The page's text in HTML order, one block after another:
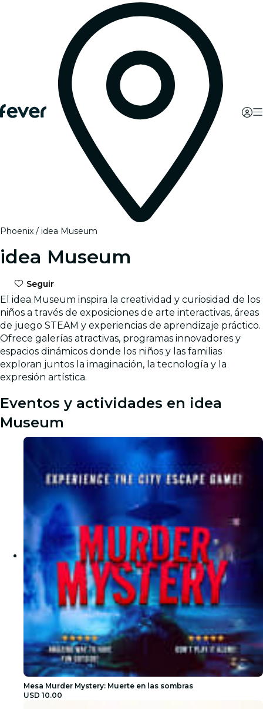
Phoenix idea Museum
idea Museum
Seguir
El idea Museum inspira la creatividad y curiosidad de los
niños a través de exposiciones de arte interactivas, áreas
de juego STEAM y experiencias de aprendizaje práctico.
Ofrece galerías atractivas, programas innovadores y
espacios dinámicos donde los niños y las familias
exploran juntos la imaginación, la tecnología y la
expresión artística.
Eventos y actividades en idea
Museum
Mesa Murder Mystery: Muerte en las sombras
USD 10.00